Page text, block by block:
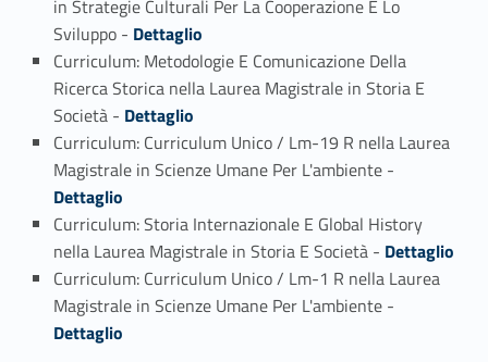
in Strategie Culturali Per La Cooperazione E Lo
Sviluppo - Link identifier #identifier_person_181377-3
Dettaglio
Curriculum: Metodologie E Comunicazione Della
Ricerca Storica nella Laurea Magistrale in Storia E
Società - Link identifier #identifier_person_32770-4
Dettaglio
Curriculum: Curriculum Unico / Lm-19 R nella Laurea
Magistrale in Scienze Umane Per L'ambiente -
Dettaglio
Curriculum: Storia Internazionale E Global History
nella Laurea Magistrale in Storia E Società - Link identifier #identifier_person_106432-6
Dettaglio
Curriculum: Curriculum Unico / Lm-1 R nella Laurea
Magistrale in Scienze Umane Per L'ambiente -
Dettaglio